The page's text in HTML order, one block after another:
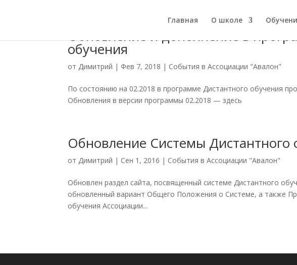
Главная О школе
Обновление и дополнение в
обучения
отДимитрий | Фев 7, 2018 | События в Ассоциации "Авалон"
По состоянию на 02.2018 в программе Дистантного обучения
Обновления в версии программы 02.2018 — здесь
Обновление Системы Дистантного
отДимитрий | Сен 1, 2016 | События в Ассоциации "Авалон"
Обновлен раздел сайта, посвященный системе Дистантного
обновленный вариант Общего Положения о Системе, а также
обучения Ассоциации...